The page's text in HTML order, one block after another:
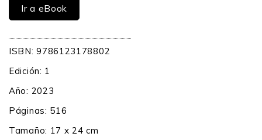
Ir a eBook
ISBN: 9786123178802
Edición: 1
Año: 2023
Páginas: 516
Tamaño: 17 x 24 cm